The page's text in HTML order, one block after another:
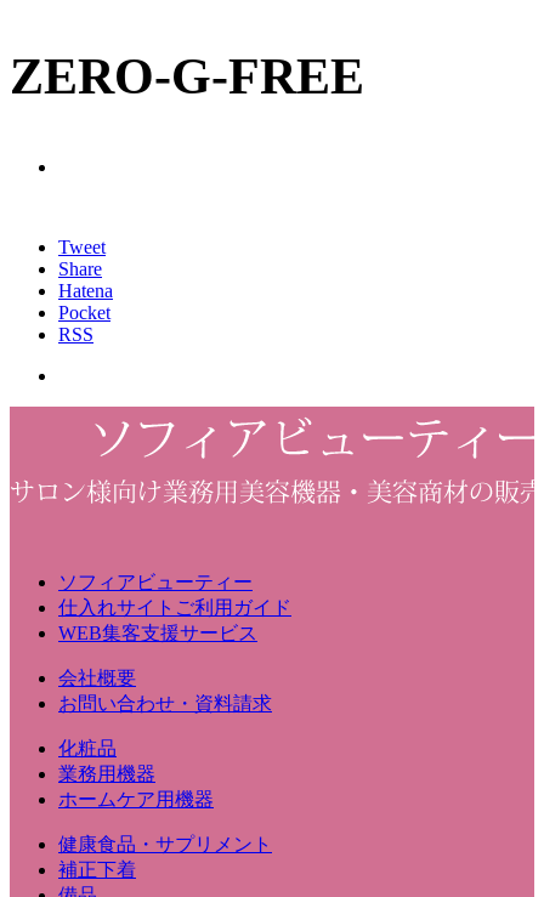
ZERO-G-FREE
Tweet
Share
Hatena
Pocket
RSS
ソフィアビューティー
仕入れサイトご利用ガイド
WEB集客支援サービス
会社概要
お問い合わせ・資料請求
化粧品
業務用機器
ホームケア用機器
健康食品・サプリメント
補正下着